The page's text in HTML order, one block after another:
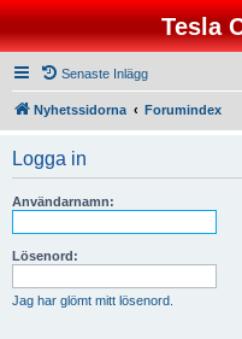
Tesla
Senaste Inlägg
Nyhetssidorna Forumindex
Logga in
Användarnamn:
Lösenord:
Jag har glömt mitt lösenord.